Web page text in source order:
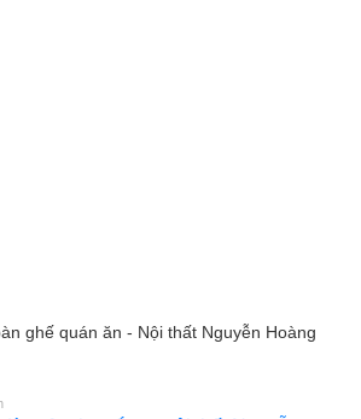
ghế quán ăn - Nội thất Nguyễn Hoàng